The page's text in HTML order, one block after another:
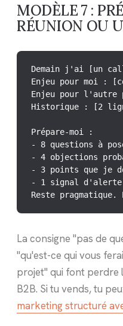
MODÈLE 7 :
RÉUNION OU
Demain j'ai [un
Enjeu pour moi :
Enjeu pour l'autre
Historique : [2
Prépare-moi :
- 8 questions à
- 4 objections
- 3 points que je
- 1 signal d'alerte
Reste pragmatique.
La consigne "pas de
"qu'est-ce qui vous
projet" qui font perdre
B2B. Si tu vends, tu
marketing structuré